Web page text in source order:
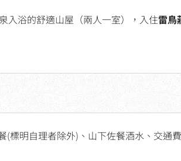
入浴的舒適山屋（兩人一室），入住雷鳥
標明自理者除外)、山下佐餐酒水、交通費